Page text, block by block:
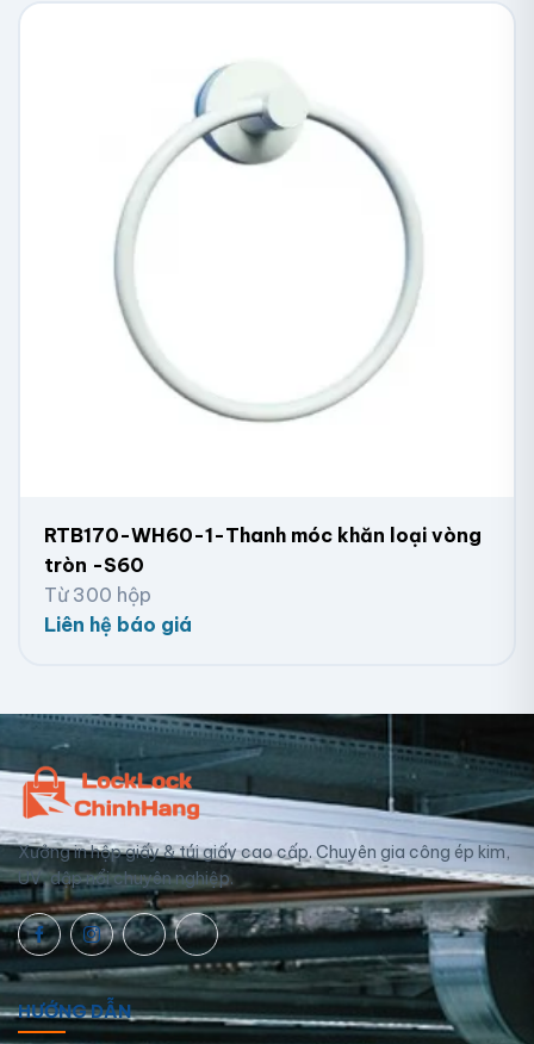
RTB170-WH60-1-Thanh móc khăn loại vòng
tròn -S60
Từ 300 hộp
Liên hệ báo giá
Xưởng in hộp giấy & túi giấy cao cấp. Chuyên gia công ép kim,
UV, dập nổi chuyên nghiệp.
HƯỚNG DẪN